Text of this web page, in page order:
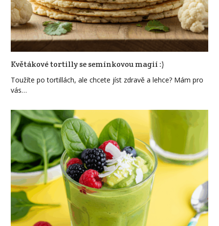
Květákové tortilly se semínkovou magií :)
Toužíte po tortillách, ale chcete jíst zdravě a lehce? Mám pro
vás…